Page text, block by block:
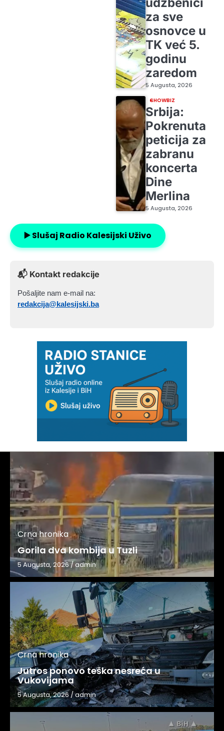
za sve
osnovce u
TK već 5.
godinu
zaredom
5 Augusta, 2026
SHOWBIZ
Srbija:
Pokrenuta
peticija za
zabranu
koncerta
Dine
Merlina
5 Augusta, 2026
▶️ Slušaj Radio Kalesijski Uživo
📬 Kontakt redakcije
Pošaljite nam e-mail na:
redakcija@kalesijski.ba
Crna hronika
Gorila dva kombija u Tuzli
5 Augusta, 2026/admin
Crna hronika
Jutros ponovo teška nesreća u
Vukovijama
5 Augusta, 2026/admin